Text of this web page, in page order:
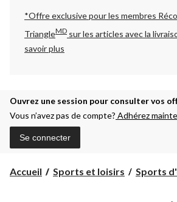
*Offre exclusive pour les membres
TriangleMD sur les articles avec la
savoir plus
Ouvrez une session pour consulter vos
Vous n’avez pas de compte? Adhérez
Se connecter
Accueil Sports et loisirs Sports